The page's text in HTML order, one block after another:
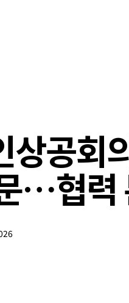
상공회
…협력